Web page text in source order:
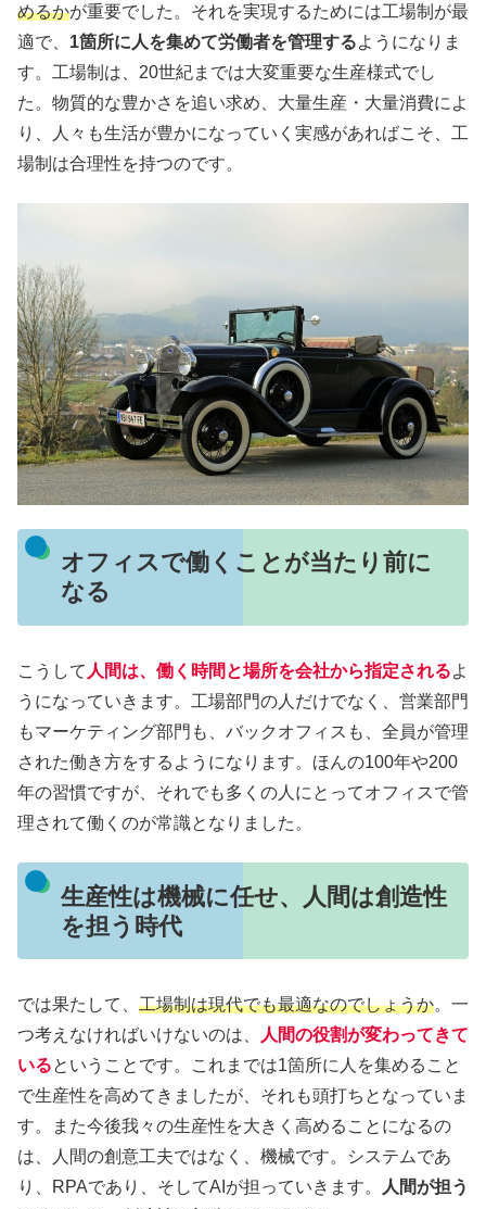
めるかが重要でした。それを実現するためには工場制が最
適で、 1箇所に人を集めて労働者を管理するようになりま
す。工場制は、20世紀までは大変重要な生産様式でし
た。物質的な豊かさを追い求め、大量生産・大量消費によ
り、人々も生活が豊かになっていく実感があればこそ、工
場制は合理性を持つのです。
オフィスで働くことが当たり前に
なる
こうして 人間は、働く時間と場所を会社から指定されるよ
うになっていきます。工場部門の人だけでなく、営業部門
もマーケティング部門も、バックオフィスも、全員が管理
された働き方をするようになります。ほんの100年や200
年の習慣ですが、それでも多くの人にとってオフィスで管
理されて働くのが常識となりました。
生産性は機械に任せ、人間は創造性
を担う時代
では果たして、 工場制は現代でも最適なのでしょうか。一
つ考えなければいけないのは、
人間の役割が変わってきて
いるということです。これまでは1箇所に人を集めること
で生産性を高めてきましたが、それも頭打ちとなっていま
す。また今後我々の生産性を大きく高めることになるの
は、人間の創意工夫ではなく、機械です。システムであ
り、RPAであり、そしてAIが担っていきます。
人間が担う